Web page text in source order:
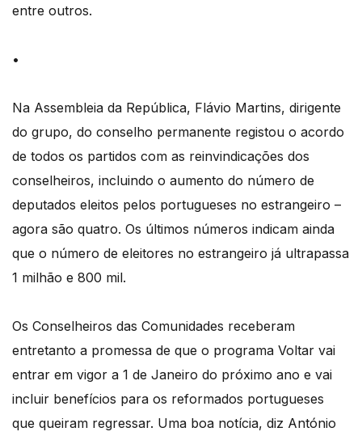
entre outros.
•
Na Assembleia da República, Flávio Martins, dirigente
do grupo, do conselho permanente registou o acordo
de todos os partidos com as reinvindicações dos
conselheiros, incluindo o aumento do número de
deputados eleitos pelos portugueses no estrangeiro –
agora são quatro. Os últimos números indicam ainda
que o número de eleitores no estrangeiro já ultrapassa
1 milhão e 800 mil.
Os Conselheiros das Comunidades receberam
entretanto a promessa de que o programa Voltar vai
entrar em vigor a 1 de Janeiro do próximo ano e vai
incluir benefícios para os reformados portugueses
que queiram regressar. Uma boa notícia, diz António